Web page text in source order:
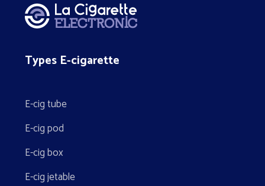
Types E-cigarette
E-cig tube
E-cig pod
E-cig box
E-cig jetable